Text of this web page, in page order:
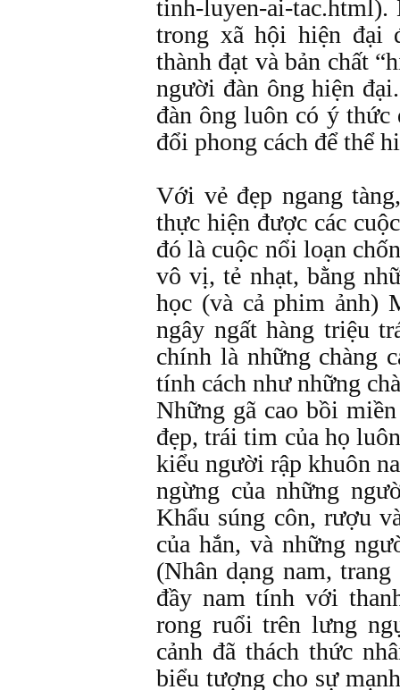
tinh-luyen-ai-tac.html).
trong xã hội hiện đại
thành đạt và bản chất
người đàn ông hiện
đàn ông luôn có ý thức
đổi phong cách để thể
Với vẻ đẹp ngang
thực hiện được các
đó là cuộc nổi loạn
vô vị, tẻ nhạt, bằng
học (và cả phim ảnh)
ngây ngất hàng triệu
chính là những chàng
tính cách như những
Những gã cao bồi
đẹp, trái tim của họ
kiểu người rập khuôn
ngừng của những
Khẩu súng côn, rượu
của hắn, và những
(Nhân dạng nam,
đầy nam tính với
rong ruổi trên lưng
cảnh đã thách thức
biểu tượng cho sự